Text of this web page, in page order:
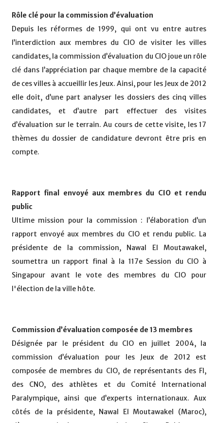
Rôle clé pour la commission d’évaluation
Depuis les réformes de 1999, qui ont vu entre autres
l’interdiction aux membres du CIO de visiter les villes
candidates, la commission d’évaluation du CIO joue un rôle
clé dans l’appréciation par chaque membre de la capacité
de ces villes à accueillir les Jeux. Ainsi, pour les Jeux de 2012
elle doit, d’une part analyser les dossiers des cinq villes
candidates, et d’autre part effectuer des visites
d’évaluation sur le terrain. Au cours de cette visite, les 17
thèmes du dossier de candidature devront être pris en
compte.
Rapport final envoyé aux membres du CIO et rendu
public
Ultime mission pour la commission : l’élaboration d’un
rapport envoyé aux membres du CIO et rendu public. La
présidente de la commission, Nawal El Moutawakel,
soumettra un rapport final à la 117e Session du CIO à
Singapour avant le vote des membres du CIO pour
l'élection de la ville hôte.
Commission d’évaluation composée de 13 membres
Désignée par le président du CIO en juillet 2004, la
commission d’évaluation pour les Jeux de 2012 est
composée de membres du CIO, de représentants des FI,
des CNO, des athlètes et du Comité International
Paralympique, ainsi que d’experts internationaux. Aux
côtés de la présidente, Nawal El Moutawakel (Maroc),